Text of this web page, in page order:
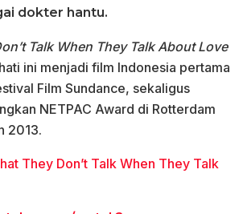
dokter hantu.
Talk When They Talk About Love
ini menjadi film Indonesia pertama
Film Sundance, sekaligus
NETPAC Award di Rotterdam
2013.
They Don’t Talk When They Talk